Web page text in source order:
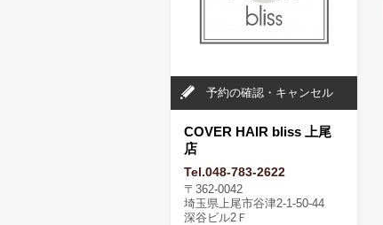
予約の確認・キャンセル
COVER HAIR bliss 上尾
店
Tel.048-783-2622
〒362-0042
埼玉県上尾市谷津2-1-50-44
深谷ビル2Ｆ